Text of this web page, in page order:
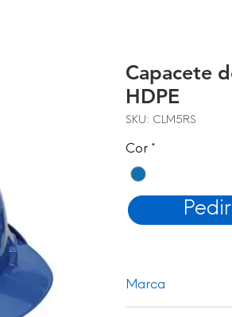
Capacete
HDPE
SKU: CLM5RS
Cor *
Marca